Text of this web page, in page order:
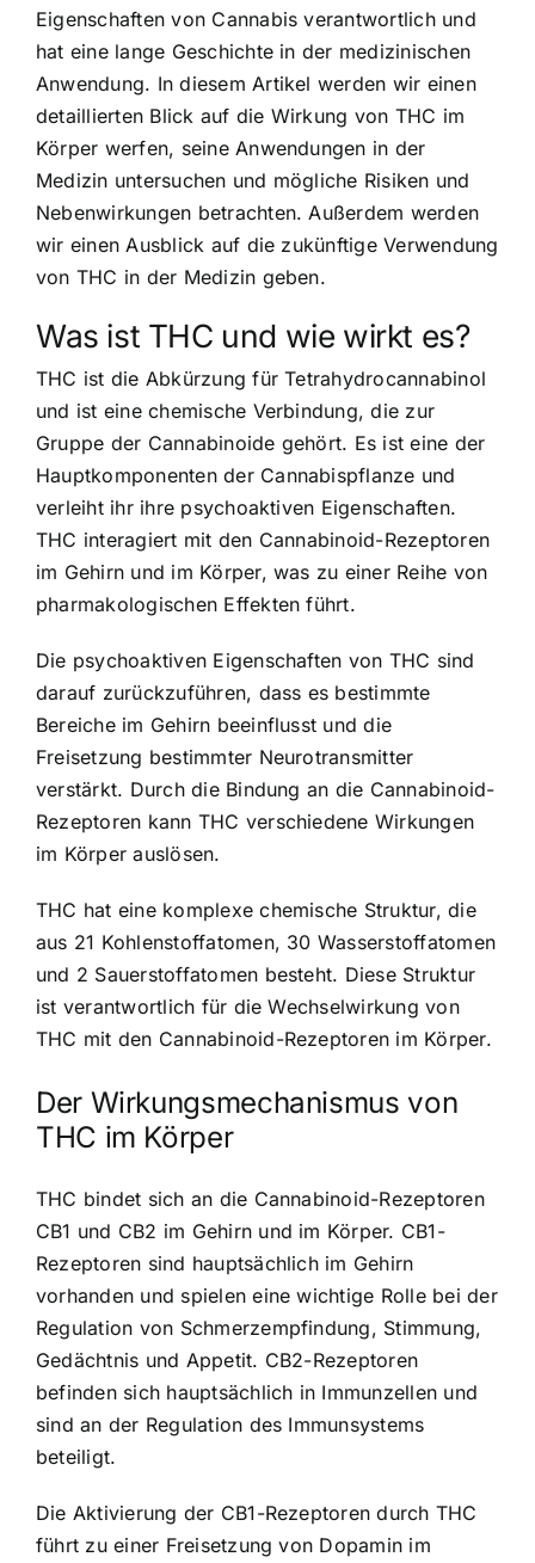
Eigenschaften von Cannabis verantwortlich und
hat eine lange Geschichte in der medizinischen
Anwendung. In diesem Artikel werden wir einen
detaillierten Blick auf die Wirkung von THC im
Körper werfen, seine Anwendungen in der
Medizin untersuchen und mögliche Risiken und
Nebenwirkungen betrachten. Außerdem werden
wir einen Ausblick auf die zukünftige Verwendung
von THC in der Medizin geben.
Was ist THC und wie wirkt es?
THC ist die Abkürzung für Tetrahydrocannabinol
und ist eine chemische Verbindung, die zur
Gruppe der Cannabinoide gehört. Es ist eine der
Hauptkomponenten der Cannabispflanze und
verleiht ihr ihre psychoaktiven Eigenschaften.
THC interagiert mit den Cannabinoid-Rezeptoren
im Gehirn und im Körper, was zu einer Reihe von
pharmakologischen Effekten führt.
Die psychoaktiven Eigenschaften von THC sind
darauf zurückzuführen, dass es bestimmte
Bereiche im Gehirn beeinflusst und die
Freisetzung bestimmter Neurotransmitter
verstärkt. Durch die Bindung an die Cannabinoid-
Rezeptoren kann THC verschiedene Wirkungen
im Körper auslösen.
THC hat eine komplexe chemische Struktur, die
aus 21 Kohlenstoffatomen, 30 Wasserstoffatomen
und 2 Sauerstoffatomen besteht. Diese Struktur
ist verantwortlich für die Wechselwirkung von
THC mit den Cannabinoid-Rezeptoren im Körper.
Der Wirkungsmechanismus von
THC im Körper
THC bindet sich an die Cannabinoid-Rezeptoren
CB1 und CB2 im Gehirn und im Körper. CB1-
Rezeptoren sind hauptsächlich im Gehirn
vorhanden und spielen eine wichtige Rolle bei der
Regulation von Schmerzempfindung, Stimmung,
Gedächtnis und Appetit. CB2-Rezeptoren
befinden sich hauptsächlich in Immunzellen und
sind an der Regulation des Immunsystems
beteiligt.
Die Aktivierung der CB1-Rezeptoren durch THC
führt zu einer Freisetzung von Dopamin im